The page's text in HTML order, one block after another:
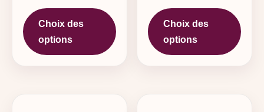
Choix des
options
Ce produit a plusieurs variations.
Choix des
options